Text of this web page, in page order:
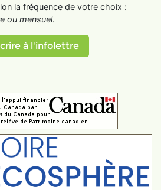
la fréquence de votre choix :
ou mensuel.
à l'infolettre